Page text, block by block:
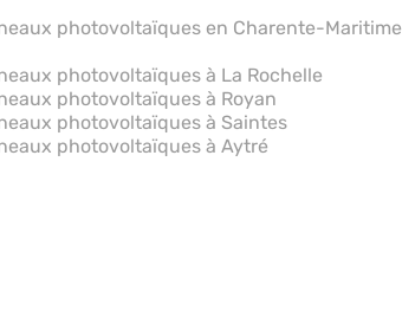
photovoltaïques en Charente-Maritime
photovoltaïques à La Rochelle
photovoltaïques à Royan
photovoltaïques à Saintes
photovoltaïques à Aytré